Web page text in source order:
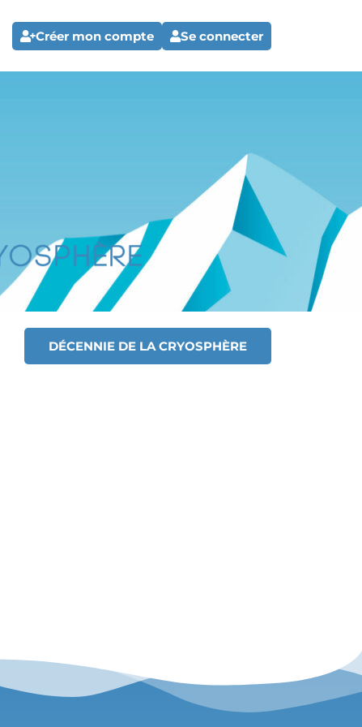
Créer mon compte Se connecter
DÉCENNIE DE LA CRYOSPHÈRE